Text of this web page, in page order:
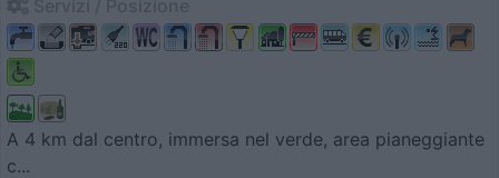
A 4 km dal centro, immersa nel verde, area pianeggiante
c...